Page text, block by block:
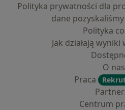
Polityka prywatności dla
dane
Polityka
Jak działają
O nas
Praca
Centrum